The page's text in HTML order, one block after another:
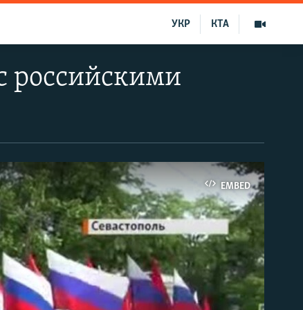
КТА
УКР
российскими
EMBED